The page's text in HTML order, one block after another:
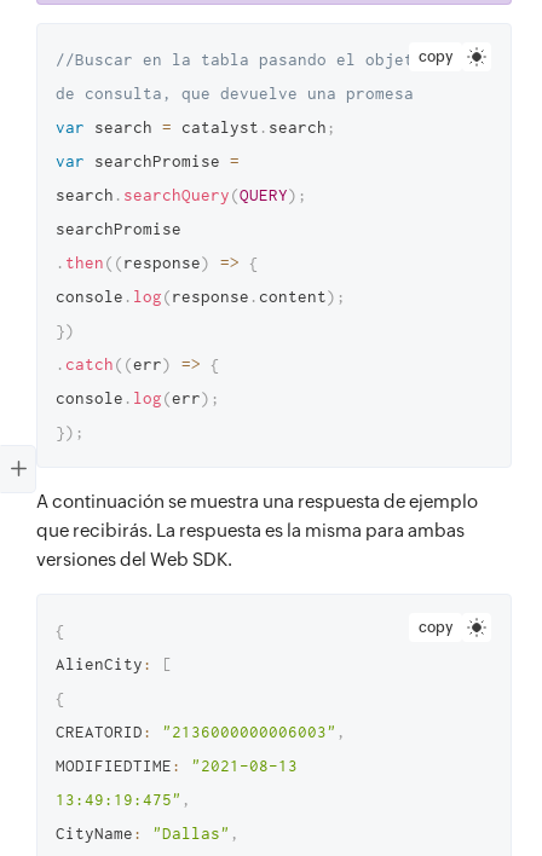
copy
//Buscar en la tabla pasando el objeto
de consulta, que devuelve una promesa
var search = catalyst . search ;
var searchPromise =
search . searchQuery(QUERY) ;
. then( (response) =>
{
console . log(response . content) ;
})
. catch( (err) =>
{
console . log(err) ;
}) ;
A continuación se muestra una respuesta de ejemplo
que recibirás. La respuesta es la misma para ambas
versiones del Web SDK.
copy
{
AlienCity:
[
{
CREATORID: "2136000000006003" ,
MODIFIEDTIME:
"2021-08-13
13:49:19:475" ,
CityName: "Dallas" ,